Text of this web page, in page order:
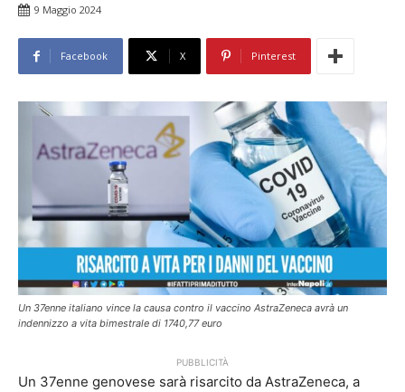
9 Maggio 2024
Facebook X Pinterest
Un 37enne italiano vince la causa contro il vaccino AstraZeneca avrà un
indennizzo a vita bimestrale di 1740,77 euro
PUBBLICITÀ
Un 37enne genovese sarà risarcito da AstraZeneca, a